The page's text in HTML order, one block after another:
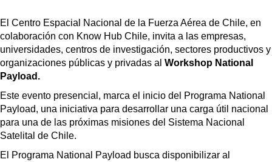
El Centro Espacial Nacional de la Fuerza Aérea de Chile, en
colaboración con Know Hub Chile, invita a las empresas,
universidades, centros de investigación, sectores productivos y
organizaciones públicas y privadas al Workshop National
Payload.
Este evento presencial, marca el inicio del Programa National
Payload, una iniciativa para desarrollar una carga útil nacional
para una de las próximas misiones del Sistema Nacional
Satelital de Chile.
El Programa National Payload busca disponibilizar al